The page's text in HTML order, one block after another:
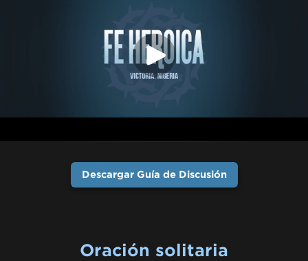
Descargar Guía de Discusión
Oración solitaria